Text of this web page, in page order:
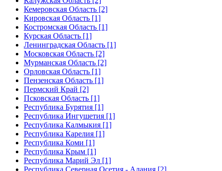
Кемеровская Область [2]
Кировская Область [1]
Костромская Область [1]
Курская Область [1]
Ленинградская Область [1]
Московская Область [2]
Мурманская Область [2]
Орловская Область [1]
Пензенская Область [1]
Пермский Край [2]
Псковская Область [1]
Республика Бурятия [1]
Республика Ингушетия [1]
Республика Калмыкия [1]
Республика Карелия [1]
Республика Коми [1]
Республика Крым [1]
Республика Марий Эл [1]
Республика Северная Осетия - Алания [2]